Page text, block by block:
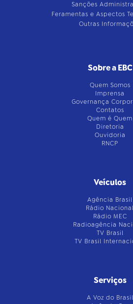
Sanções
Feramentas e Aspectos
Outras
Sobre a EBC
Quem Somos
Imprensa
Governança
Contatos
Quem é Quem
Diretoria
Ouvidoria
RNCP
Veículos
Agência Brasil
Rádio Nacional
Rádio MEC
Radioagência
TV Brasil
TV Brasil
Serviços
A Voz do Brasil